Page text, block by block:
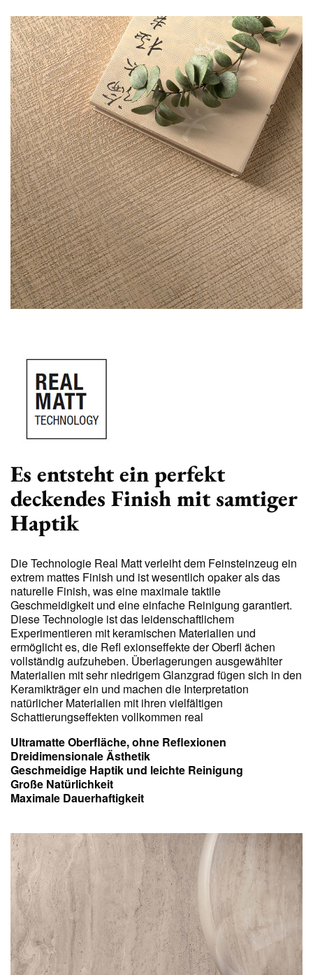
Es entsteht ein perfekt
deckendes Finish mit samtiger
Haptik
Die Technologie Real Matt verleiht dem Feinsteinzeug ein
extrem mattes Finish und ist wesentlich opaker als das
naturelle Finish, was eine maximale taktile
Geschmeidigkeit und eine einfache Reinigung garantiert.
Diese Technologie ist das leidenschaftlichem
Experimentieren mit keramischen Materialien und
ermöglicht es, die Refl exionseffekte der Oberfl ächen
vollständig aufzuheben. Überlagerungen ausgewählter
Materialien mit sehr niedrigem Glanzgrad fügen sich in den
Keramikträger ein und machen die Interpretation
natürlicher Materialien mit ihren vielfältigen
Schattierungseffekten vollkommen real
Ultramatte Oberfläche, ohne Reflexionen
Dreidimensionale Ästhetik
Geschmeidige Haptik und leichte Reinigung
Große Natürlichkeit
Maximale Dauerhaftigkeit